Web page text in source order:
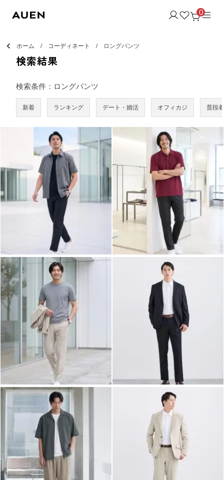
0
ホーム コーディネート ロングパンツ
検索結果
検索条件：ロングパンツ
新着 ランキング デート・婚活 オフィカジ 普段